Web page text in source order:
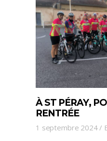
À ST PÉRAY,
RENTRÉE
1 septembre 2024